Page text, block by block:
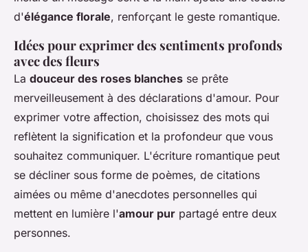
d'élégance florale, renforçant le geste romantique.
Idées pour exprimer des sentiments profonds
avec des fleurs
La douceur des roses blanches se prête
merveilleusement à des déclarations d'amour. Pour
exprimer votre affection, choisissez des mots qui
reflètent la signification et la profondeur que vous
souhaitez communiquer. L'écriture romantique peut
se décliner sous forme de poèmes, de citations
aimées ou même d'anecdotes personnelles qui
mettent en lumière l'amour pur partagé entre deux
personnes.